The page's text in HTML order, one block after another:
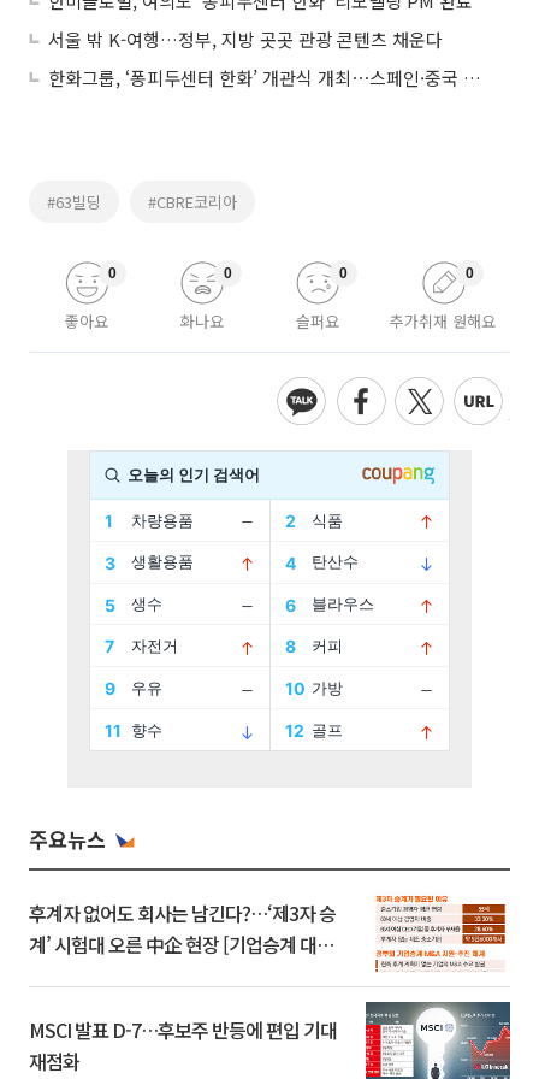
서울 밖 K-여행…정부, 지방 곳곳 관광 콘텐츠 채운다
한화그룹, ‘퐁피두센터 한화’ 개관식 개최⋯스페인·중국 이어 세 번째
#63빌딩 #CBRE코리아
좋아요
0
화나요
0
슬퍼요
0
추가취재 원해요
0
주요뉴스
후계자 없어도 회사는 남긴다?…‘제3자 승
계’ 시험대 오른 中企 현장 [기업승계 대전
MSCI 발표 D-7…후보주 반등에 편입 기대
재점화